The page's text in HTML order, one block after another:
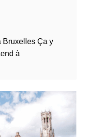
Bruxelles Ça y
à